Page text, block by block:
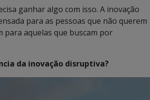
ganhar algo com isso. A inovação
para as pessoas que não querem
para aquelas que buscam por
da inovação disruptiva?